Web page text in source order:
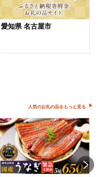
愛知県 名古屋市
人気のお礼の品をもっと見る